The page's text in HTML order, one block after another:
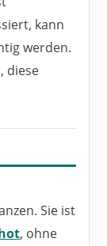
kann
werden.
diese
Sie ist
, ohne